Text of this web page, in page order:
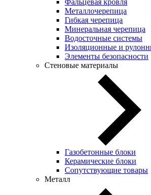
Металлочерепица
Гибкая черепица
Минеральная черепица
Водосточные системы
Изоляционные и
Элементы безопасности
Стеновые материалы
Газобетонные блоки
Керамические блоки
Сопутствующие товары
Металл